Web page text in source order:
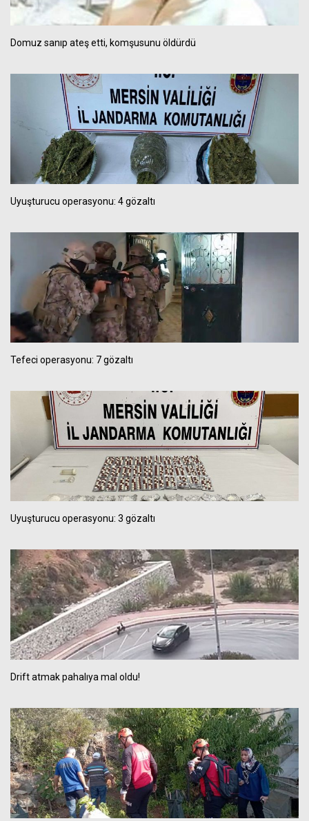
Domuz sanıp ateş etti, komşusunu öldürdü
Uyuşturucu operasyonu: 4 gözaltı
Tefeci operasyonu: 7 gözaltı
Uyuşturucu operasyonu: 3 gözaltı
Drift atmak pahalıya mal oldu!